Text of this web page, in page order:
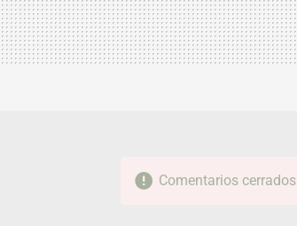
Comentarios cerrados